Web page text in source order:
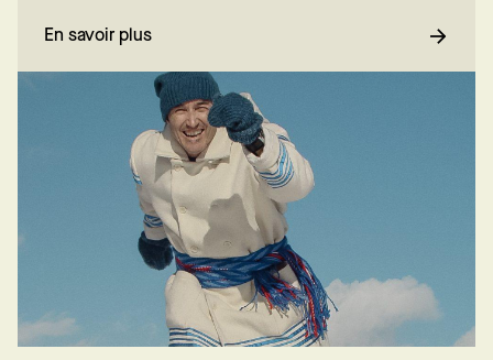
En savoir plus